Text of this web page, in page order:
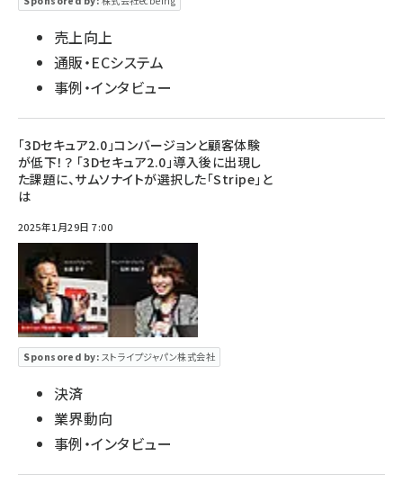
売上向上
通販・ECシステム
事例・インタビュー
「3Dセキュア2.0」コンバージョンと顧客体験
が低下！？ 「3Dセキュア2.0」導入後に出現し
た課題に、サムソナイトが選択した「Stripe」と
は
2025年1月29日 7:00
Sponsored by: ストライプジャパン株式会社
決済
業界動向
事例・インタビュー